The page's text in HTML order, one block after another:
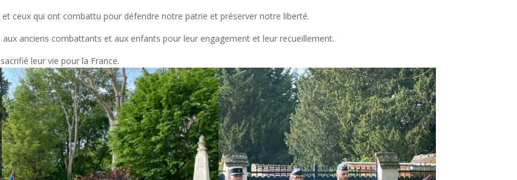
ceux qui ont combattu pour défendre notre patrie et préserver notre liberté.
anciens combattants et aux enfants pour leur engagement et leur recueillement.
leur vie pour la France.